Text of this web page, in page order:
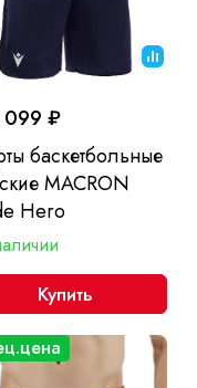
099 ₽
баскетбольные
MACRON
Hero
Купить